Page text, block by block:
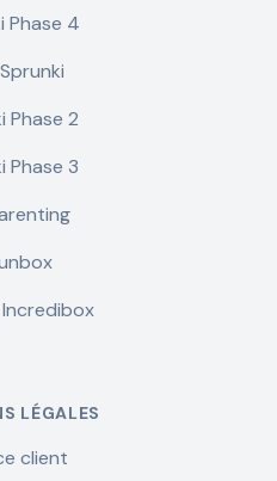
Phase 4
Phase 2
Phase 3
LÉGALES
client